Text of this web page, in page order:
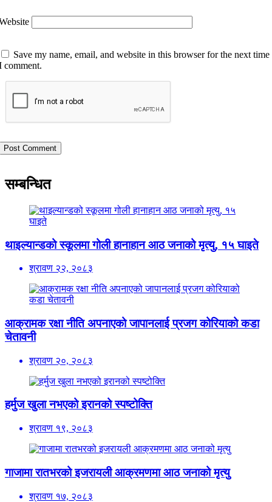
Save my name, email, and website in this browser for the next time
comment.
सम्बन्धित
थाइल्यान्डको स्कूलमा गोली हानाहान आठ जनाको मृत्यु, १५ घाइते
श्रावण २२, २०८३
आक्रामक रक्षा नीति अपनाएको जापानलाई प्रजग कोरियाको कडा
चेतावनी
श्रावण २०, २०८३
हर्मुज खुला नभएको इरानको स्पष्टोक्ति
श्रावण १९, २०८३
गाजामा रातभरको इजरायली आक्रमणमा आठ जनाको मृत्यु
श्रावण १७, २०८३